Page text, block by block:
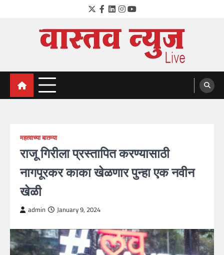
Twitter
Facebook
LinkedIn
Instagram
YouTube
VastavNEWSLive.com
a leading NEWS portal of Maharahstra
महत्वाच्या बातम्या
राजू गिरीला प्रस्तापित करण्यासाठी
नागपूरकर काका खेळणार पुन्हा एक नवीन
खेळी
admin January 9, 2024